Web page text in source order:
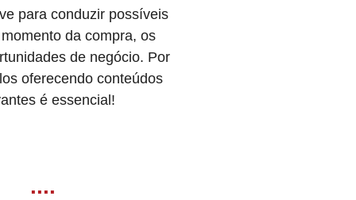
para conduzir possíveis
da compra, os
de negócio. Por
oferecendo conteúdos
é essencial!
....